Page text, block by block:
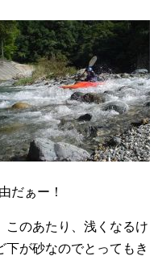
だぁー！
このあたり、浅くなるけ
下が砂なのでとってもき